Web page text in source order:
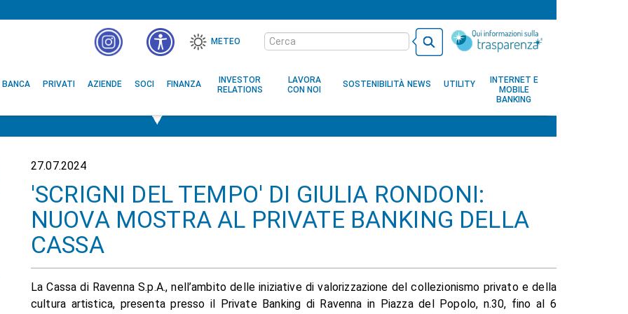
METEO
Cerca
nel
sito
BANCA PRIVATI AZIENDE SOCI FINANZA
INVESTOR
RELATIONS
LAVORA
CON NOI
SOSTENIBILITÀ NEWS UTILITY
INTERNET E
MOBILE
BANKING
27.07.2024
'SCRIGNI DEL TEMPO' DI GIULIA RONDONI:
NUOVA MOSTRA AL PRIVATE BANKING DELLA
CASSA
La Cassa di Ravenna S.p.A., nell’ambito delle iniziative di valorizzazione del collezionismo privato e della
cultura artistica, presenta presso il Private Banking di Ravenna in Piazza del Popolo, n.30, fino al 6